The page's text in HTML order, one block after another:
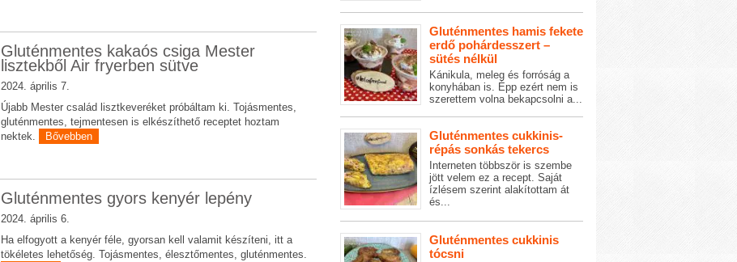
Gluténmentes kakaós csiga Mester
lisztekből Air fryerben sütve
2024. április 7.
Újabb Mester család lisztkeveréket próbáltam ki. Tojásmentes,
gluténmentes, tejmentesen is elkészíthető receptet hoztam
nektek.
Bővebben
Gluténmentes gyors kenyér lepény
2024. április 6.
Ha elfogyott a kenyér féle, gyorsan kell valamit készíteni, itt a
tökéletes lehetőség. Tojásmentes, élesztőmentes, gluténmentes.
Gluténmentes hamis fekete
erdő pohárdesszert –
sütés nélkül
Kánikula, meleg és forróság a
konyhában is. Épp ezért nem is
szerettem volna bekapcsolni a...
Gluténmentes cukkinis-
répás sonkás tekercs
Interneten többször is szembe
jött velem ez a recept. Saját
ízlésem szerint alakítottam át
és...
Gluténmentes cukkinis
tócsni